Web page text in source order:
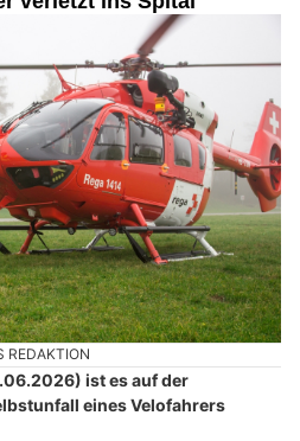
REDAKTION
ist es auf der
eines Velofahrers